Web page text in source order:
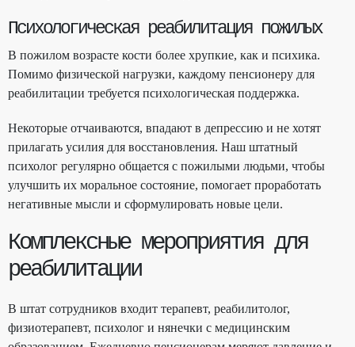
Психологическая реабилитация пожилых
В пожилом возрасте кости более хрупкие, как и психика.
Помимо физической нагрузки, каждому пенсионеру для
реабилитации требуется психологическая поддержка.
Некоторые отчаиваются, впадают в депрессию и не хотят
прилагать усилия для восстановления. Наш штатный
психолог регулярно общается с пожилыми людьми, чтобы
улучшить их моральное состояние, помогает проработать
негативные мысли и сформулировать новые цели.
Комплексные мероприятия для
реабилитации
В штат сотрудников входит терапевт, реабилитолог,
физиотерапевт, психолог и нянечки с медицинским